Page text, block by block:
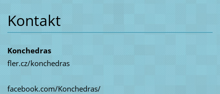
Kontakt
Konchedras
fler.cz/konchedras
facebook.com/Konchedras/